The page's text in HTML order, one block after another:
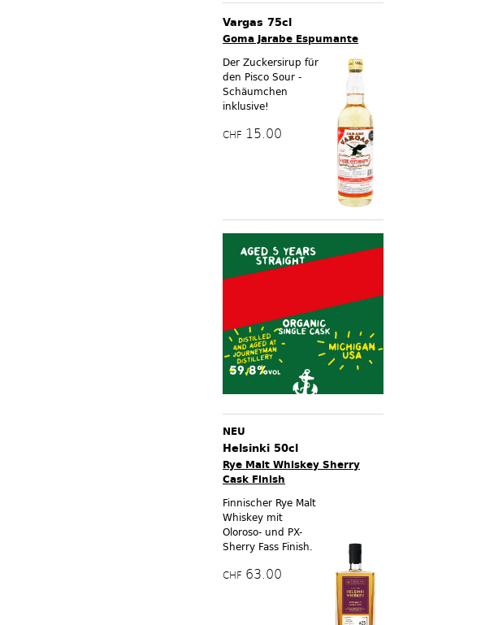
Vargas 75cl
Goma Jarabe Espumante
Der Zuckersirup für
den Pisco Sour -
Schäumchen
inklusive!
CHF 15.00
NEU
Helsinki 50cl
Rye Malt Whiskey Sherry
Cask Finish
Finnischer Rye Malt
Whiskey mit
Oloroso- und PX-
Sherry Fass Finish.
CHF 63.00